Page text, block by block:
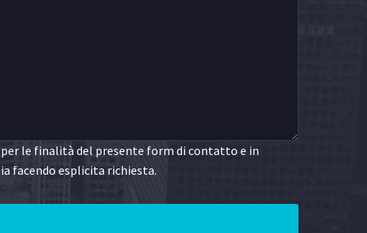
le finalità del presente form di contatto e in
facendo esplicita richiesta.